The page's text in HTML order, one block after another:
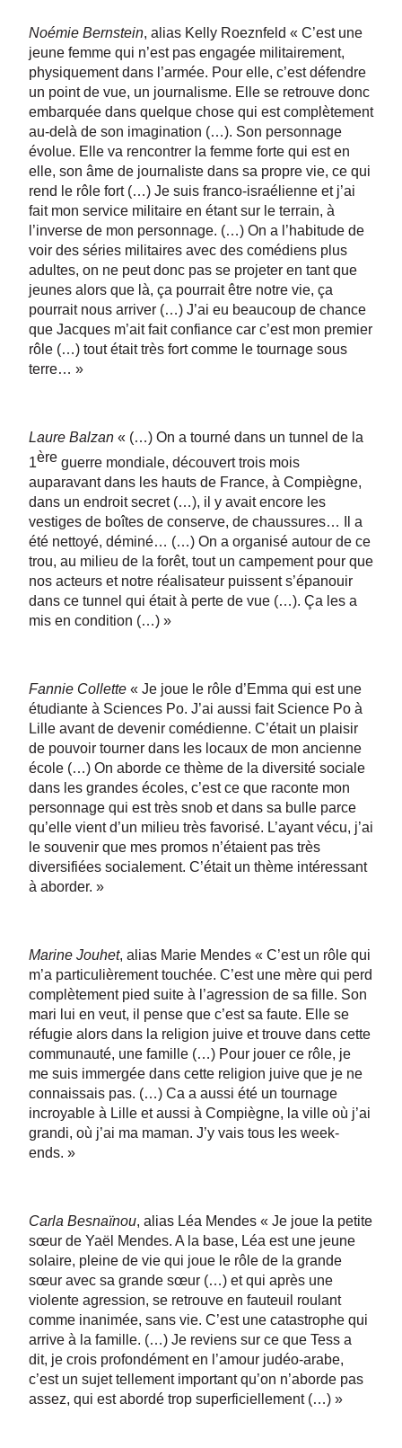
Noémie Bernstein, alias Kelly Roeznfeld « C’est une
jeune femme qui n’est pas engagée militairement,
physiquement dans l’armée. Pour elle, c’est défendre
un point de vue, un journalisme. Elle se retrouve donc
embarquée dans quelque chose qui est complètement
au-delà de son imagination (…). Son personnage
évolue. Elle va rencontrer la femme forte qui est en
elle, son âme de journaliste dans sa propre vie, ce qui
rend le rôle fort (…) Je suis franco-israélienne et j’ai
fait mon service militaire en étant sur le terrain, à
l’inverse de mon personnage. (…) On a l’habitude de
voir des séries militaires avec des comédiens plus
adultes, on ne peut donc pas se projeter en tant que
jeunes alors que là, ça pourrait être notre vie, ça
pourrait nous arriver (…) J’ai eu beaucoup de chance
que Jacques m’ait fait confiance car c’est mon premier
rôle (…) tout était très fort comme le tournage sous
terre… »
Laure Balzan « (…) On a tourné dans un tunnel de la
1ère guerre mondiale, découvert trois mois
auparavant dans les hauts de France, à Compiègne,
dans un endroit secret (…), il y avait encore les
vestiges de boîtes de conserve, de chaussures… Il a
été nettoyé, déminé… (…) On a organisé autour de ce
trou, au milieu de la forêt, tout un campement pour que
nos acteurs et notre réalisateur puissent s’épanouir
dans ce tunnel qui était à perte de vue (…). Ça les a
mis en condition (…) »
Fannie Collette « Je joue le rôle d’Emma qui est une
étudiante à Sciences Po. J’ai aussi fait Science Po à
Lille avant de devenir comédienne. C’était un plaisir
de pouvoir tourner dans les locaux de mon ancienne
école (…) On aborde ce thème de la diversité sociale
dans les grandes écoles, c’est ce que raconte mon
personnage qui est très snob et dans sa bulle parce
qu’elle vient d’un milieu très favorisé. L’ayant vécu, j’ai
le souvenir que mes promos n’étaient pas très
diversifiées socialement. C’était un thème intéressant
à aborder. »
Marine Jouhet, alias Marie Mendes « C’est un rôle qui
m’a particulièrement touchée. C’est une mère qui perd
complètement pied suite à l’agression de sa fille. Son
mari lui en veut, il pense que c’est sa faute. Elle se
réfugie alors dans la religion juive et trouve dans cette
communauté, une famille (…) Pour jouer ce rôle, je
me suis immergée dans cette religion juive que je ne
connaissais pas. (…) Ca a aussi été un tournage
incroyable à Lille et aussi à Compiègne, la ville où j’ai
grandi, où j’ai ma maman. J’y vais tous les week-
ends. »
Carla Besnaïnou, alias Léa Mendes « Je joue la petite
sœur de Yaël Mendes. A la base, Léa est une jeune
solaire, pleine de vie qui joue le rôle de la grande
sœur avec sa grande sœur (…) et qui après une
violente agression, se retrouve en fauteuil roulant
comme inanimée, sans vie. C’est une catastrophe qui
arrive à la famille. (…) Je reviens sur ce que Tess a
dit, je crois profondément en l’amour judéo-arabe,
c’est un sujet tellement important qu’on n’aborde pas
assez, qui est abordé trop superficiellement (…) »